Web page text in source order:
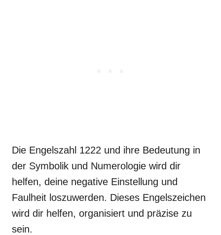
Die Engelszahl 1222 und ihre Bedeutung in
der Symbolik und Numerologie wird dir
helfen, deine negative Einstellung und
Faulheit loszuwerden. Dieses Engelszeichen
wird dir helfen, organisiert und präzise zu
sein.